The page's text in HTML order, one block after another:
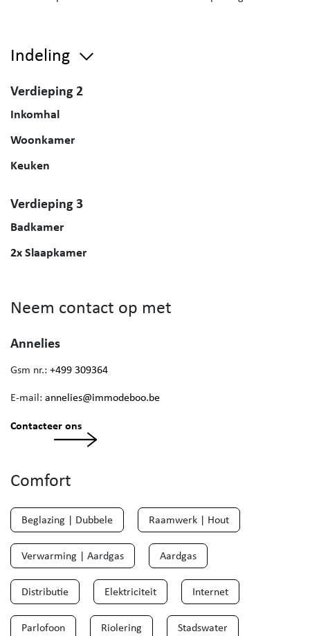
Indeling
Verdieping 2
Inkomhal
Woonkamer
Keuken
Verdieping 3
Badkamer
2x Slaapkamer
Neem contact op met
Annelies
Gsm nr.: +499 309364
E-mail: annelies@immodeboo.be
Contacteer ons
Comfort
Beglazing | Dubbele Raamwerk | Hout
Verwarming | Aardgas Aardgas
Distributie Elektriciteit Internet
Parlofoon Riolering Stadswater